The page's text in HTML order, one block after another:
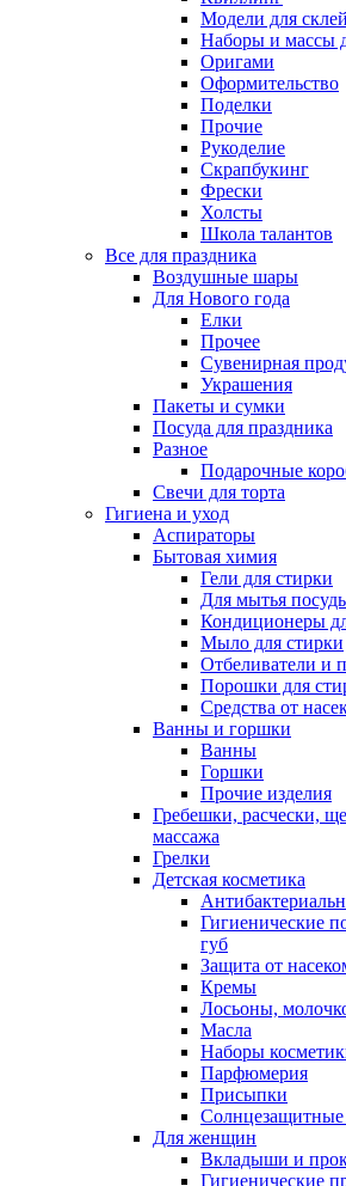
Модели для
Наборы и массы
Оригами
Оформительство
Поделки
Прочие
Рукоделие
Скрапбукинг
Фрески
Холсты
Школа талантов
Все для праздника
Воздушные шары
Для Нового года
Елки
Прочее
Сувенирная
Украшения
Пакеты и сумки
Посуда для праздника
Разное
Подарочные
Свечи для торта
Гигиена и уход
Аспираторы
Бытовая химия
Гели для стирки
Для мытья
Кондиционеры
Мыло для стирки
Отбеливатели и
Порошки для
Средства от
Ванны и горшки
Ванны
Горшки
Прочие изделия
Гребешки, расчески,
массажа
Грелки
Детская косметика
Гигиенические
губ
Защита от
Кремы
Лосьоны,
Масла
Наборы
Парфюмерия
Присыпки
Солнцезащитные
Для женщин
Вкладыши и
Гигиенические